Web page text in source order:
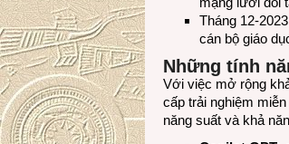
Tháng 12-
cán bộ giáo
Những tính
Với việc mở rộng
cấp trải nghiệm
năng suất và khả